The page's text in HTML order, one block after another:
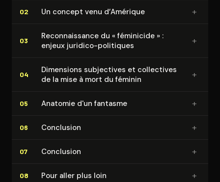
précèdent croisent la race, le colonialisme, la
production capitaliste, le libre-échange, ou la religion.
La domination des femmes jouit, sous toutes les
par la perpétuation d’un système de genre au
fondement inégalitaire. Seule la violence masculine y
est légitime, explique l’anthropologue Françoise
normes ». L’enjeu en serait l’appropriation du corps
invoqués soient culturels, religieux ou affectifs.
02 Un concept venu d’Amérique +
03
Re­con­nais­sance du « féminicide » :
enjeux juridico-politiques
+
04
Dimensions subjectives et collectives
de la mise à mort du féminin
+
05 Anatomie d'un fantasme +
06 Conclusion +
07 Conclusion +
08 Pour aller plus loin +